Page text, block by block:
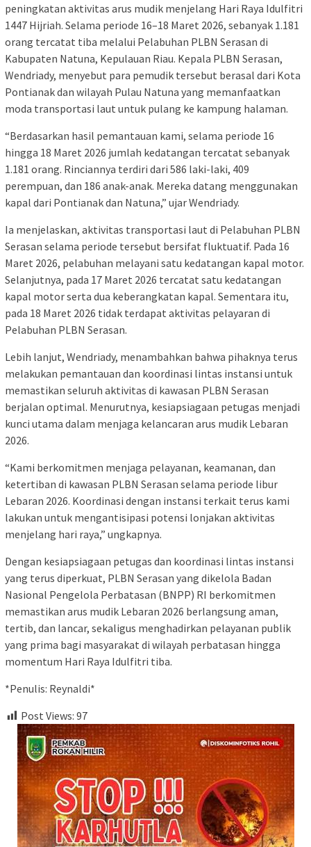
peningkatan aktivitas arus mudik menjelang Hari Raya Idulfitri
1447 Hijriah. Selama periode 16–18 Maret 2026, sebanyak 1.181
orang tercatat tiba melalui Pelabuhan PLBN Serasan di
Kabupaten Natuna, Kepulauan Riau. Kepala PLBN Serasan,
Wendriady, menyebut para pemudik tersebut berasal dari Kota
Pontianak dan wilayah Pulau Natuna yang memanfaatkan
moda transportasi laut untuk pulang ke kampung halaman.
“Berdasarkan hasil pemantauan kami, selama periode 16
hingga 18 Maret 2026 jumlah kedatangan tercatat sebanyak
1.181 orang. Rinciannya terdiri dari 586 laki-laki, 409
perempuan, dan 186 anak-anak. Mereka datang menggunakan
kapal dari Pontianak dan Natuna,” ujar Wendriady.
Ia menjelaskan, aktivitas transportasi laut di Pelabuhan PLBN
Serasan selama periode tersebut bersifat fluktuatif. Pada 16
Maret 2026, pelabuhan melayani satu kedatangan kapal motor.
Selanjutnya, pada 17 Maret 2026 tercatat satu kedatangan
kapal motor serta dua keberangkatan kapal. Sementara itu,
pada 18 Maret 2026 tidak terdapat aktivitas pelayaran di
Pelabuhan PLBN Serasan.
Lebih lanjut, Wendriady, menambahkan bahwa pihaknya terus
melakukan pemantauan dan koordinasi lintas instansi untuk
memastikan seluruh aktivitas di kawasan PLBN Serasan
berjalan optimal. Menurutnya, kesiapsiagaan petugas menjadi
kunci utama dalam menjaga kelancaran arus mudik Lebaran
2026.
“Kami berkomitmen menjaga pelayanan, keamanan, dan
ketertiban di kawasan PLBN Serasan selama periode libur
Lebaran 2026. Koordinasi dengan instansi terkait terus kami
lakukan untuk mengantisipasi potensi lonjakan aktivitas
menjelang hari raya,” ungkapnya.
Dengan kesiapsiagaan petugas dan koordinasi lintas instansi
yang terus diperkuat, PLBN Serasan yang dikelola Badan
Nasional Pengelola Perbatasan (BNPP) RI berkomitmen
memastikan arus mudik Lebaran 2026 berlangsung aman,
tertib, dan lancar, sekaligus menghadirkan pelayanan publik
yang prima bagi masyarakat di wilayah perbatasan hingga
momentum Hari Raya Idulfitri tiba.
*Penulis: Reynaldi*
Post Views: 97